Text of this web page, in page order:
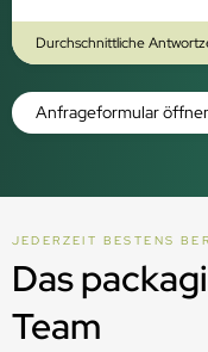
Durchschnittliche
Anfrageformular
JEDERZEIT BESTENS
Das
Team